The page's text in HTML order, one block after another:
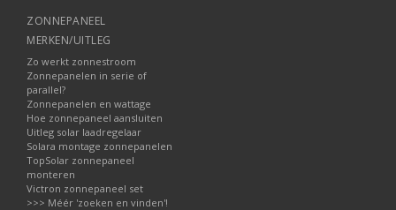
ZONNEPANEEL
MERKEN/UITLEG
Zo werkt zonnestroom
Zonnepanelen in serie of
parallel?
Zonnepanelen en wattage
Hoe zonnepaneel aansluiten
Uitleg solar laadregelaar
Solara montage zonnepanelen
TopSolar zonnepaneel
monteren
Victron zonnepaneel set
>>> Méér 'zoeken en vinden'!